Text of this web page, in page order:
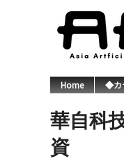
Home ◆カ
華自科
資